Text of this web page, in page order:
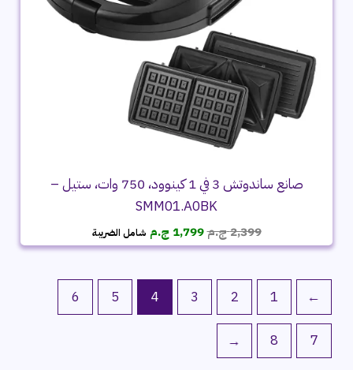
صانع ساندوتش 3 في 1 كينوود، 750 وات، ستيل –
SMM01.A0BK
2,399ج.مالسعر
الأصلي
2,399 ج.م.
1,799 ج.م السعر
الحالي
1,799 ج.م.
شامل الضريبة
→
1
2
3
4
5
6
7
8
←